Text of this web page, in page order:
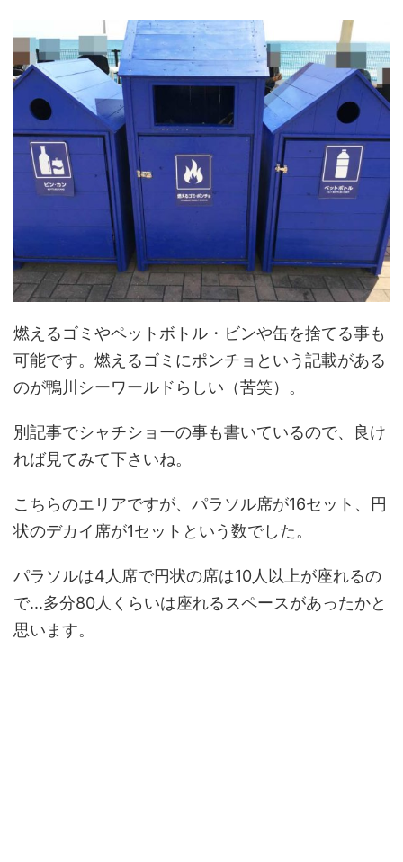
燃えるゴミやペットボトル・ビンや缶を捨てる事も
可能です。燃えるゴミにポンチョという記載がある
のが鴨川シーワールドらしい（苦笑）。
別記事でシャチショーの事も書いているので、良け
れば見てみて下さいね。
こちらのエリアですが、パラソル席が16セット、円
状のデカイ席が1セットという数でした。
パラソルは4人席で円状の席は10人以上が座れるの
で...多分80人くらいは座れるスペースがあったかと
思います。